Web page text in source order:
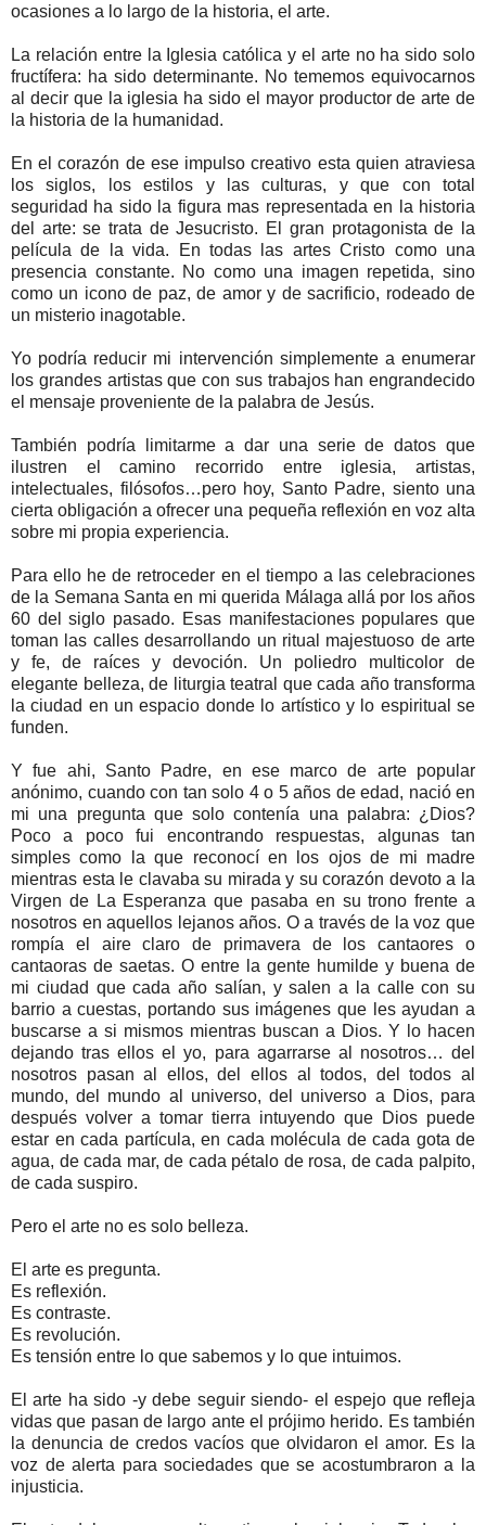
ocasiones a lo largo de la historia, el arte.
La relación entre la Iglesia católica y el arte no ha sido solo
fructífera: ha sido determinante. No tememos equivocarnos
al decir que la iglesia ha sido el mayor productor de arte de
la historia de la humanidad.
En el corazón de ese impulso creativo esta quien atraviesa
los siglos, los estilos y las culturas, y que con total
seguridad ha sido la figura mas representada en la historia
del arte: se trata de Jesucristo. El gran protagonista de la
película de la vida. En todas las artes Cristo como una
presencia constante. No como una imagen repetida, sino
como un icono de paz, de amor y de sacrificio, rodeado de
un misterio inagotable.
Yo podría reducir mi intervención simplemente a enumerar
los grandes artistas que con sus trabajos han engrandecido
el mensaje proveniente de la palabra de Jesús.
También podría limitarme a dar una serie de datos que
ilustren el camino recorrido entre iglesia, artistas,
intelectuales, filósofos…pero hoy, Santo Padre, siento una
cierta obligación a ofrecer una pequeña reflexión en voz alta
sobre mi propia experiencia.
Para ello he de retroceder en el tiempo a las celebraciones
de la Semana Santa en mi querida Málaga allá por los años
60 del siglo pasado. Esas manifestaciones populares que
toman las calles desarrollando un ritual majestuoso de arte
y fe, de raíces y devoción. Un poliedro multicolor de
elegante belleza, de liturgia teatral que cada año transforma
la ciudad en un espacio donde lo artístico y lo espiritual se
funden.
Y fue ahi, Santo Padre, en ese marco de arte popular
anónimo, cuando con tan solo 4 o 5 años de edad, nació en
mi una pregunta que solo contenía una palabra: ¿Dios?
Poco a poco fui encontrando respuestas, algunas tan
simples como la que reconocí en los ojos de mi madre
mientras esta le clavaba su mirada y su corazón devoto a la
Virgen de La Esperanza que pasaba en su trono frente a
nosotros en aquellos lejanos años. O a través de la voz que
rompía el aire claro de primavera de los cantaores o
cantaoras de saetas. O entre la gente humilde y buena de
mi ciudad que cada año salían, y salen a la calle con su
barrio a cuestas, portando sus imágenes que les ayudan a
buscarse a si mismos mientras buscan a Dios. Y lo hacen
dejando tras ellos el yo, para agarrarse al nosotros… del
nosotros pasan al ellos, del ellos al todos, del todos al
mundo, del mundo al universo, del universo a Dios, para
después volver a tomar tierra intuyendo que Dios puede
estar en cada partícula, en cada molécula de cada gota de
agua, de cada mar, de cada pétalo de rosa, de cada palpito,
de cada suspiro.
Pero el arte no es solo belleza.
El arte es pregunta.
Es reflexión.
Es contraste.
Es revolución.
Es tensión entre lo que sabemos y lo que intuimos.
El arte ha sido -y debe seguir siendo- el espejo que refleja
vidas que pasan de largo ante el prójimo herido. Es también
la denuncia de credos vacíos que olvidaron el amor. Es la
voz de alerta para sociedades que se acostumbraron a la
injusticia.